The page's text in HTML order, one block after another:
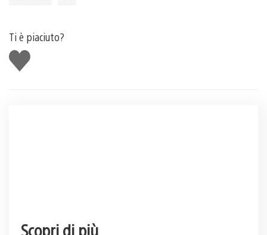
Ti è piaciuto?
Mi
piace
Scopri di più